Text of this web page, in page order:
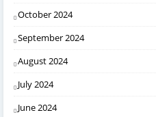
October 2024
September 2024
August 2024
July 2024
June 2024